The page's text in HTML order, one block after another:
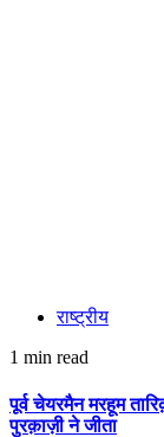
राष्ट्रीय
1 min read
पूर्व चेयरमैन मरहूम
पुरक़ाज़ी ने जीता